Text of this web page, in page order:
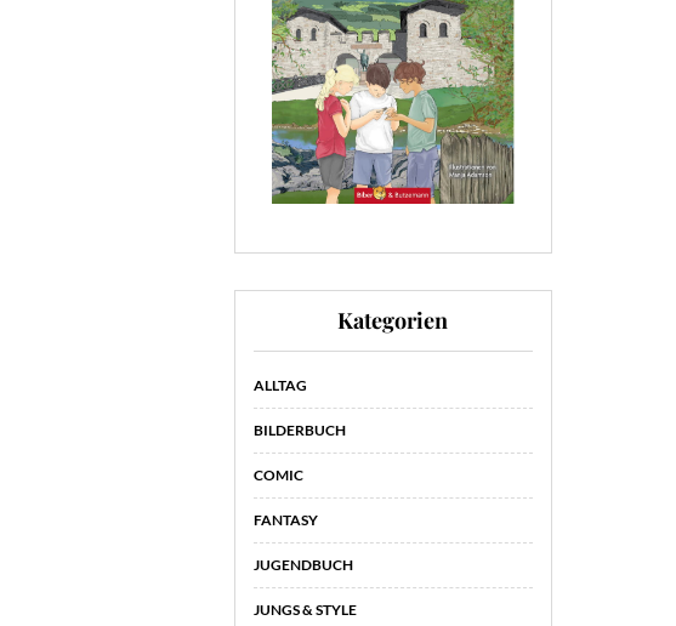
Kategorien
ALLTAG
BILDERBUCH
COMIC
FANTASY
JUGENDBUCH
JUNGS & STYLE